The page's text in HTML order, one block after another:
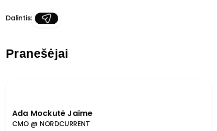
Dalintis:
Pranešėjai
Ada Mockutė Jaime
CMO @ NORDCURRENT